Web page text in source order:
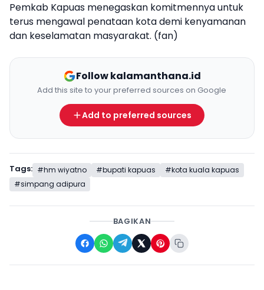
Pemkab Kapuas menegaskan komitmennya untuk
terus mengawal penataan kota demi kenyamanan
dan keselamatan masyarakat. (fan)
Follow kalamanthana.id
Add this site to your preferred sources on Google
Add to preferred sources
Tags: #hm wiyatno #bupati kapuas
#kota kuala kapuas
#simpang adipura
BAGIKAN